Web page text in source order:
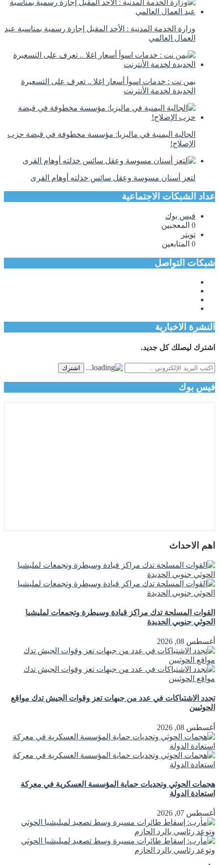
وزارة الخدمة المدنية : الأحد المقبل إجازة رسمية بمناسبة عيد
العمال العالمي
يمن نت : خدمات اسوأ أسعار اغلا .. تعرف على التسعيرة
الجديدة لخدمة الأنترنت
الجالية اليمنية في ماليزيا: مؤسسة مخطوفة في قبضة حزب
الإصلاح!
لتعز أسنان مسوسة وعقل سائس خذلته أوهام القرى
عداد الشبكات الاجتماعية
فيس بوك
0 المعجبين
تويتر
0 المتابعين
شبكات التواصل
النشرة الاخبارية
اشترك ليصلك كل جديد.
اشترك
فيس بوك
اهم الاحداث
القوات المسلحة تدك مراكز قيادة وسيطرة وتجمعات لمليشيا
الحوثي جنوبي الحديدة
أغسطس 08, 2026
تجدد الاشتباكات في عدد من جبهات تعز وقوات الجيش تدك مواقع
الحوثيين
أغسطس 08, 2026
هجمات الحوثي وتحديات حماية المؤسسة العسكرية في معركة
استعادة الدولة
أغسطس 07, 2026